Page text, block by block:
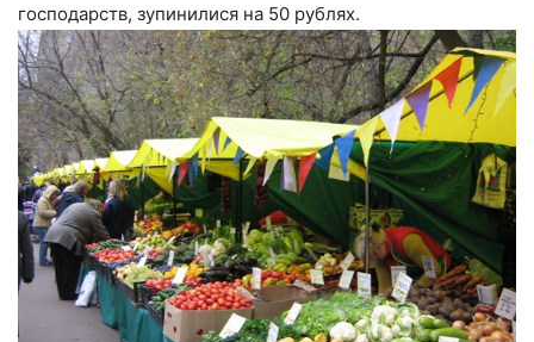
господарств, зупинилися на 50 рублях.